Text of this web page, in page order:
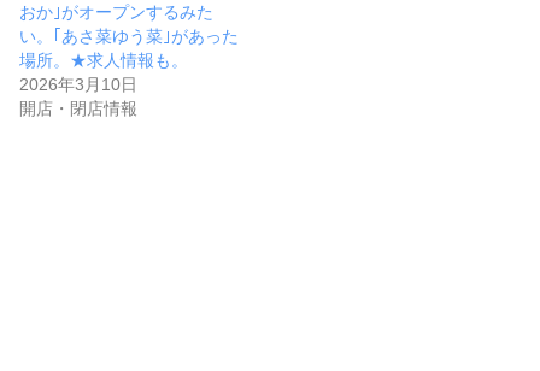
おか｣がオープンするみた
い。｢あさ菜ゆう菜｣があった
場所。★求人情報も。
2026年3月10日
開店・閉店情報